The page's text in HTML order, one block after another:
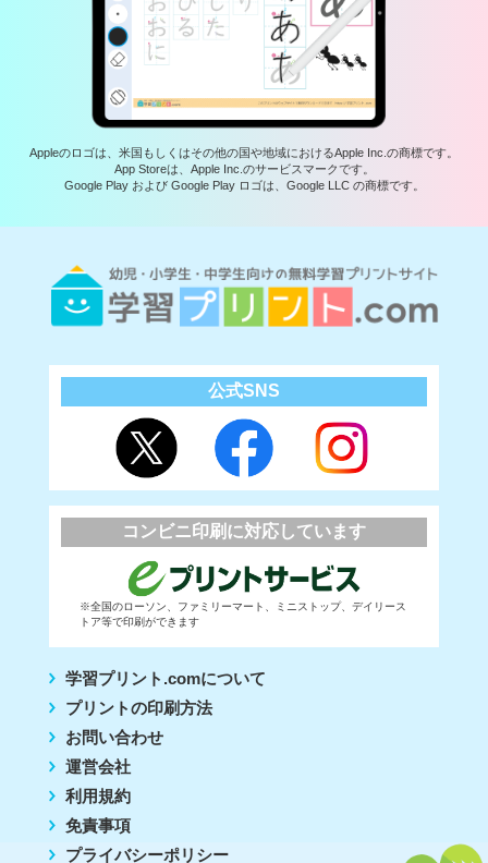
Appleのロゴは、米国もしくはその他の国や地域におけるApple Inc.の商標です。
App Storeは、Apple Inc.のサービスマークです。
Google Play および Google Play ロゴは、Google LLC の商標です。
公式SNS
コンビニ印刷に対応しています
※全国のローソン、ファミリーマート、ミニストップ、デイリース
トア等で印刷ができます
学習プリント.comについて
プリントの印刷方法
お問い合わせ
運営会社
利用規約
免責事項
プライバシーポリシー